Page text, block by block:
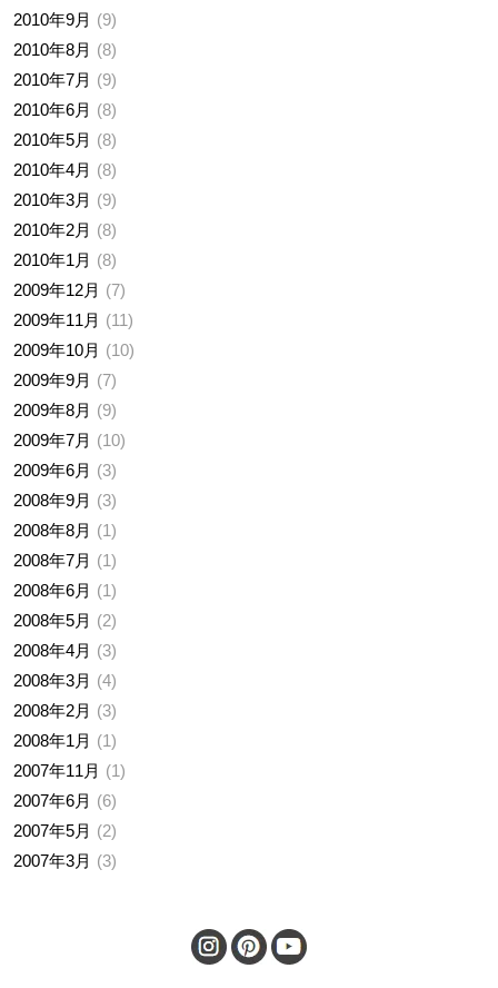
2010年9月
9
2010年8月
8
2010年7月
9
2010年6月
8
2010年5月
8
2010年4月
8
2010年3月
9
2010年2月
8
2010年1月
8
2009年12月
7
2009年11月
11
2009年10月
10
2009年9月
7
2009年8月
9
2009年7月
10
2009年6月
3
2008年9月
3
2008年8月
1
2008年7月
1
2008年6月
1
2008年5月
2
2008年4月
3
2008年3月
4
2008年2月
3
2008年1月
1
2007年11月
1
2007年6月
6
2007年5月
2
2007年3月
3